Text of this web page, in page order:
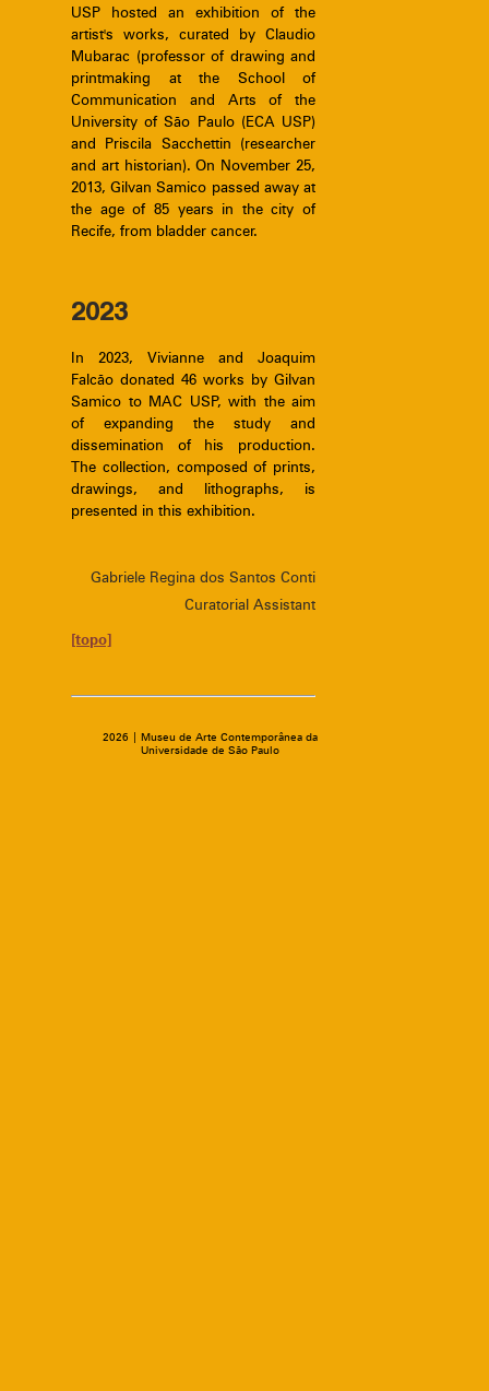
USP hosted an exhibition of the
artist's works, curated by Claudio
Mubarac (professor of drawing and
printmaking at the School of
Communication and Arts of the
University of São Paulo (ECA USP)
and Priscila Sacchettin (researcher
and art historian). On November 25,
2013, Gilvan Samico passed away at
the age of 85 years in the city of
Recife, from bladder cancer.
2023
In 2023, Vivianne and Joaquim
Falcão donated 46 works by Gilvan
Samico to MAC USP, with the aim
of expanding the study and
dissemination of his production.
The collection, composed of prints,
drawings, and lithographs, is
presented in this exhibition.
Gabriele Regina dos Santos Conti
Curatorial Assistant
[topo]
2026 | Museu de Arte Contemporânea da
Universidade de São Paulo